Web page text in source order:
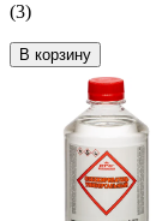
(3)
В корзину